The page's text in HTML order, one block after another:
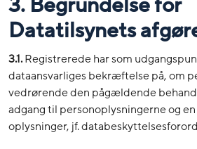
Datatilsynets
3.1.Registrerede har som
dataansvarliges bekræftelse på, om
vedrørende den pågældende
adgang til personoplysningerne og
oplysninger, jf.